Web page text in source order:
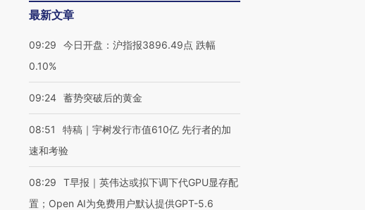
最新文章
09:29
今日开盘：沪指报3896.49点 跌幅
0.10%
09:24 蓄势突破后的黄金
08:51
特稿｜宇树发行市值610亿 先行者的加
速和考验
08:29
T早报｜英伟达或拟下调下代GPU显存配
置；Open AI为免费用户默认提供GPT-5.6